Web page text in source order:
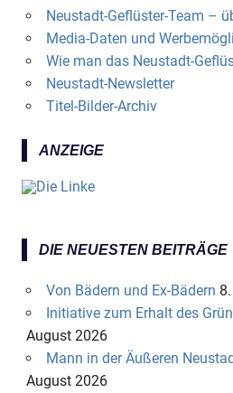
Neustadt-Geflüster-Team –
Media-Daten und
Wie man das Neustadt-
Neustadt-Newsletter
Titel-Bilder-Archiv
ANZEIGE
DIE NEUESTEN BEITRÄGE
Von Bädern und Ex-Bädern
Initiative zum Erhalt des
August 2026
Mann in der Äußeren
August 2026